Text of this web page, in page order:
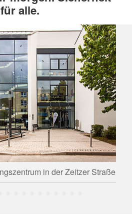
für alle.
in der Zeitzer Straße